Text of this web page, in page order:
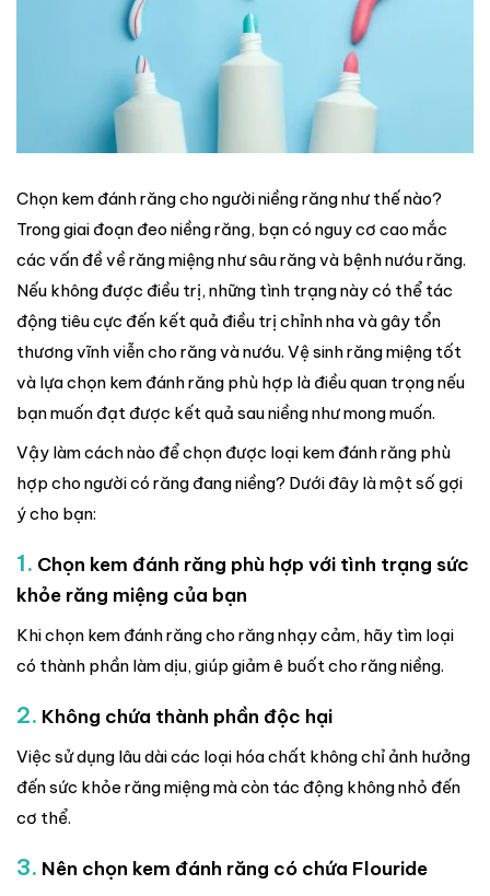
Chọn kem đánh răng cho người niềng răng như thế nào?
Trong giai đoạn đeo niềng răng, bạn có nguy cơ cao mắc
các vấn đề về răng miệng như sâu răng và bệnh nướu răng.
Nếu không được điều trị, những tình trạng này có thể tác
động tiêu cực đến kết quả điều trị chỉnh nha và gây tổn
thương vĩnh viễn cho răng và nướu. Vệ sinh răng miệng tốt
và lựa chọn kem đánh răng phù hợp là điều quan trọng nếu
bạn muốn đạt được kết quả sau niềng như mong muốn.
Vậy làm cách nào để chọn được loại kem đánh răng phù
hợp cho người có răng đang niềng? Dưới đây là một số gợi
ý cho bạn:
1. Chọn kem đánh răng phù hợp với tình trạng sức
khỏe răng miệng của bạn
Khi chọn kem đánh răng cho răng nhạy cảm, hãy tìm loại
có thành phần làm dịu, giúp giảm ê buốt cho răng niềng.
2. Không chứa thành phần độc hại
Việc sử dụng lâu dài các loại hóa chất không chỉ ảnh hưởng
đến sức khỏe răng miệng mà còn tác động không nhỏ đến
cơ thể.
3. Nên chọn kem đánh răng có chứa Flouride